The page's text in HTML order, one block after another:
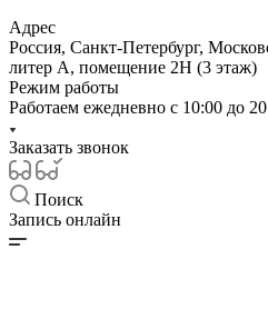
Адрес
Россия, Санкт-Петербург,
литер А, помещение 2Н (3 этаж)
Режим работы
Работаем ежедневно с 10:00 до
Заказать звонок
Поиск
Запись онлайн